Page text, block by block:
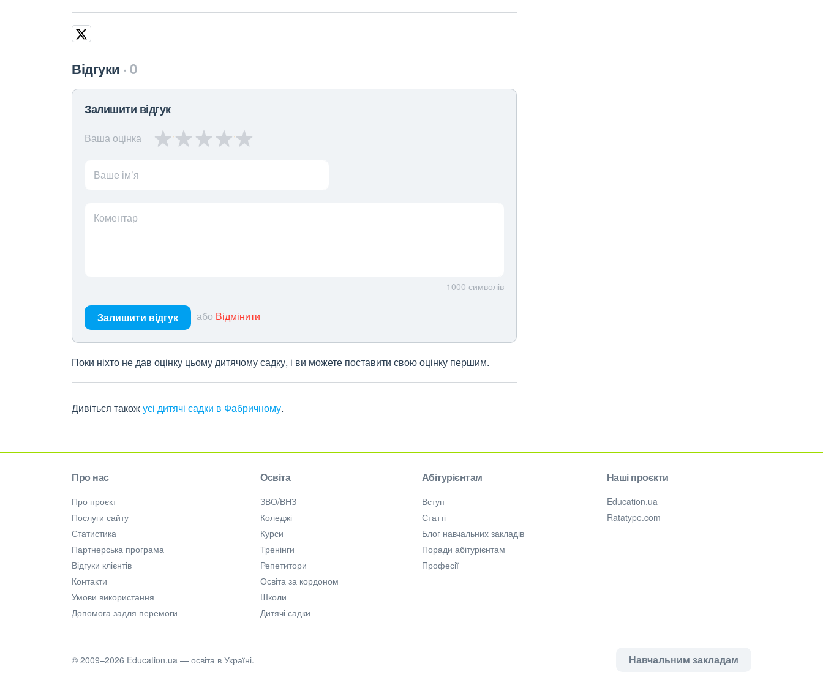
Відгуки 0
Залишити відгук
Ваша оцінка
Ваше ім’я
Коментар
1000 символів
Залишити відгук або Відмінити
Поки ніхто не дав оцінку цьому дитячому садку, і ви можете поставити свою оцінку першим.
Дивіться такожусі дитячі садки в Фабричному.
Про нас
Про проєкт
Послуги сайту
Статистика
Партнерська програма
Відгуки клієнтів
Контакти
Умови використання
Допомога задля перемоги
Освіта
ЗВО/ВНЗ
Коледжі
Курси
Тренінги
Репетитори
Освіта за кордоном
Школи
Дитячі садки
Абітурієнтам
Вступ
Статті
Блог навчальних закладів
Поради абітурієнтам
Професії
Наші проєкти
Education.ua
Ratatype.com
Навчальним закладам
© 2009–2026 Education.ua — освіта в Україні.